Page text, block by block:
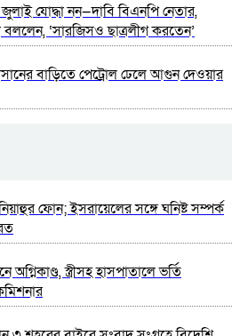
যোদ্ধা নন—দাবি বিএনপি নেতার,
বললেন, ‘সারজিসও ছাত্রলীগ করতেন’
বাড়িতে পেট্রোল ঢেলে আগুন দেওয়ার
সাবেক এমপি আখতারুজ্জামান গ্রেপ্তার
না
ফোন; ইসরায়েলের সঙ্গে ঘনিষ্ট সম্পর্ক
অগ্নিকাণ্ড, স্ত্রীসহ হাসপাতালে ভর্তি